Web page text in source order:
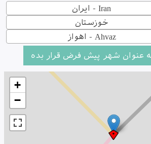
ایران - Iran
خوزستان
اهواز - Ahvaz
+
−